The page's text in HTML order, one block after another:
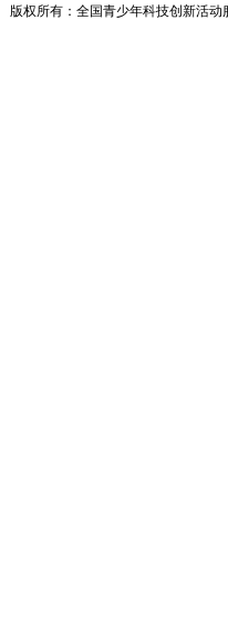
版权所有：全国青少年科技创新活